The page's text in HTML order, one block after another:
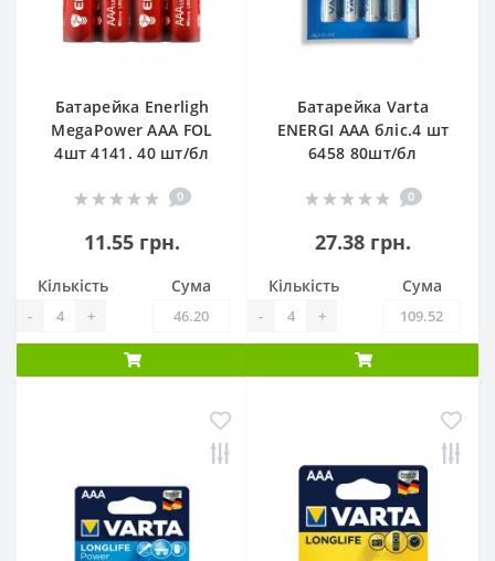
Батарейка Enerligh
MegaPower ААА FOL
4шт 4141. 40 шт/бл
0
11.55 грн.
Кількість
- +
Сума
Батарейка Varta
ENERGI AAA бліс.4 шт
6458 80шт/бл
0
27.38 грн.
Кількість
- +
Сума